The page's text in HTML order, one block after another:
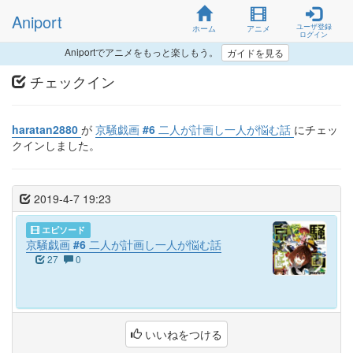
Aniport ホーム アニメ
ユーザ登録
ログイン
Aniportでアニメをもっと楽しもう。 ガイドを見る
チェックイン
haratan2880 が 京騒戯画 #6 二人が計画し一人が悩む話 にチェッ
クインしました。
2019-4-7 19:23
エピソード
京騒戯画 #6 二人が計画し一人が悩む話
27 0
いいねをつける